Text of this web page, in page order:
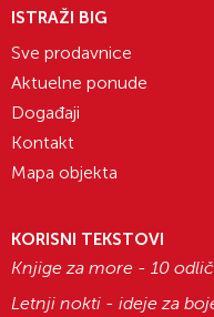
ISTRAŽI BIG
Sve prodavnice
Aktuelne ponude
Događaji
Kontakt
Mapa objekta
KORISNI TEKSTOVI
Knjige za more - 10
Letnji nokti - ideje za